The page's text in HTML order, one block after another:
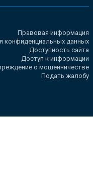
Правовая информация
конфиденциальных данных
Доступность сайта
Доступ к информации
о мошенничестве
Подать жалобу